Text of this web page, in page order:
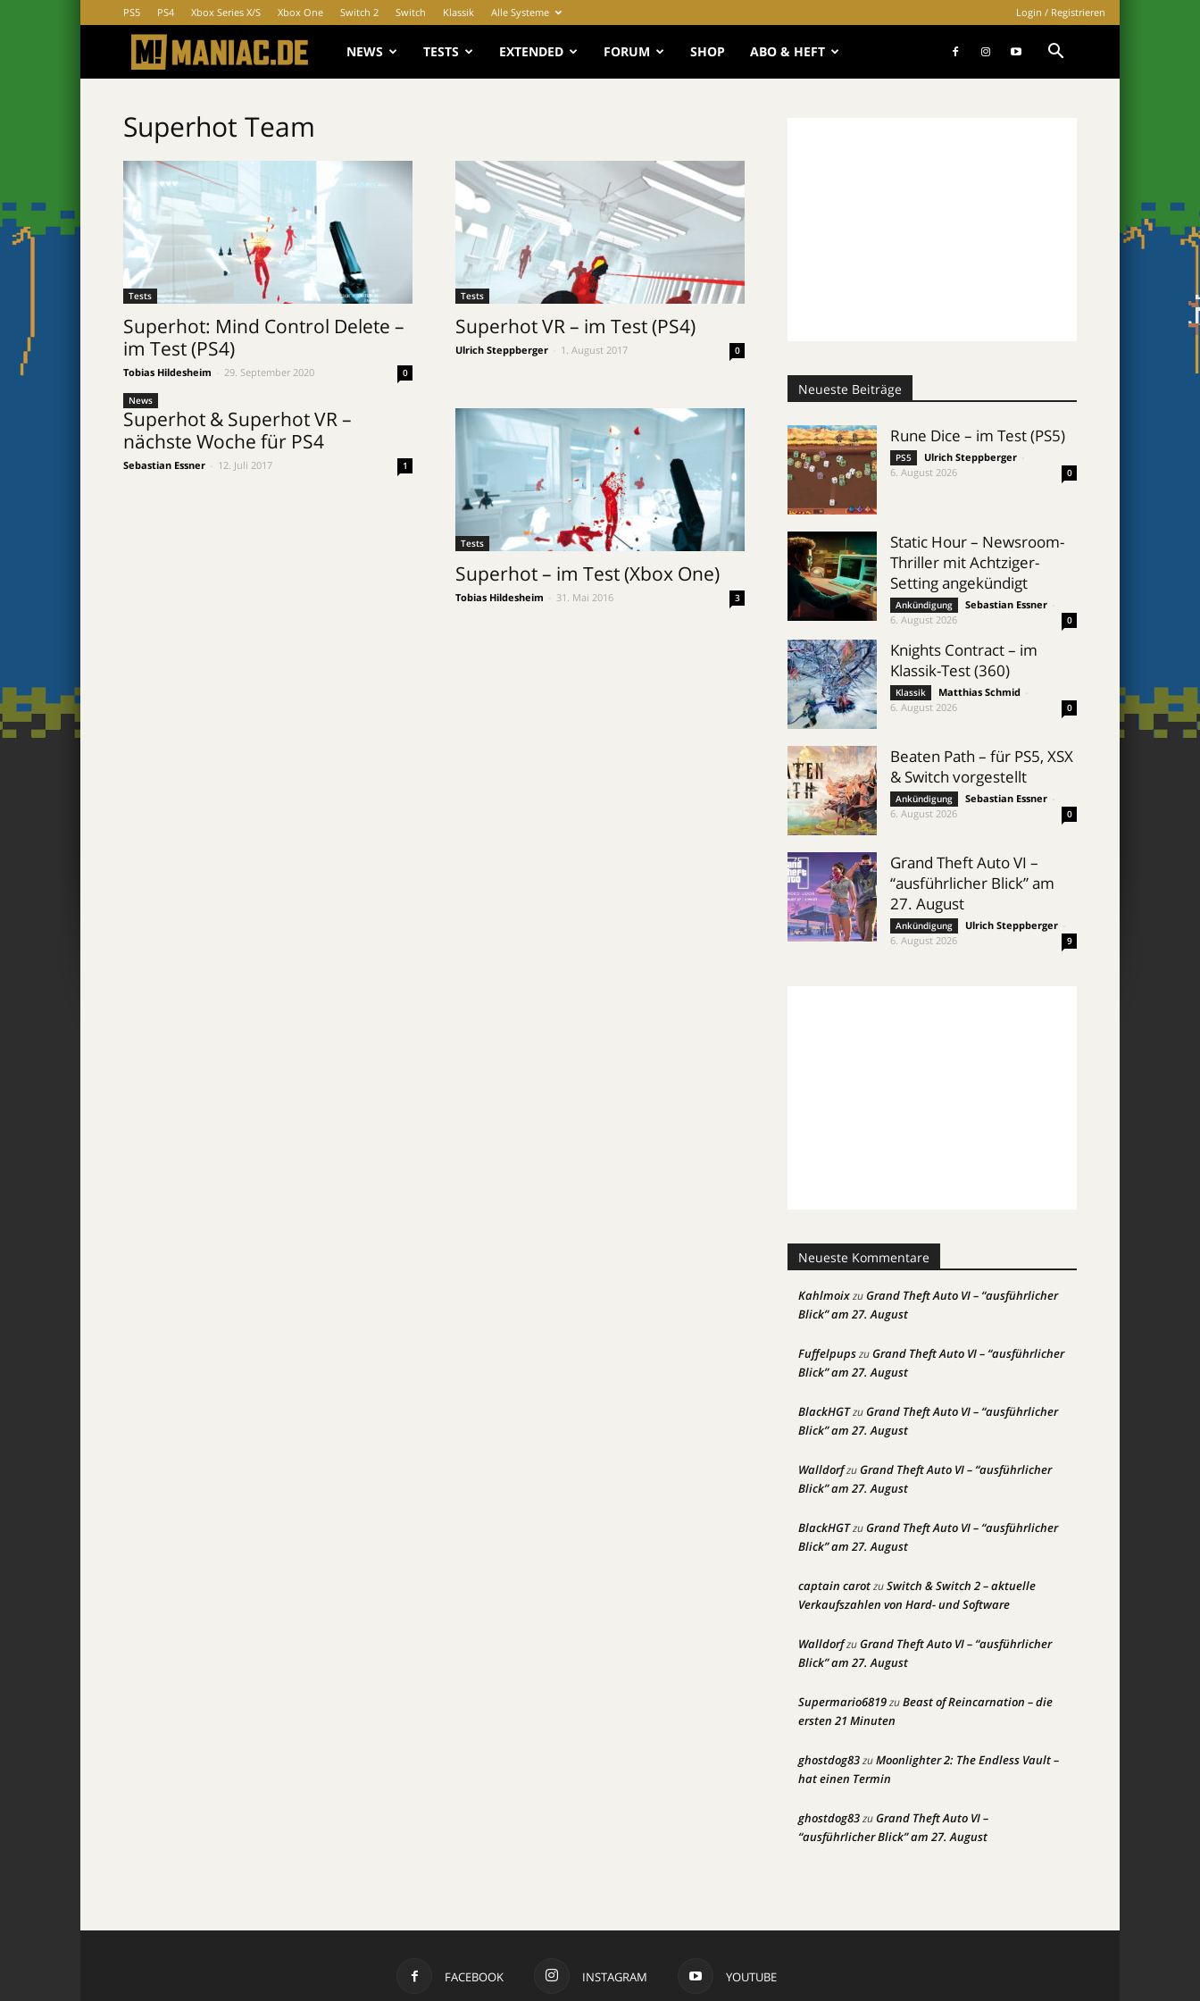
PS5 PS4 Xbox Series X/S Xbox One Switch 2 Switch Klassik Alle Systeme Login / Registrieren
MANIAC.de
NEWS TESTS EXTENDED FORUM SHOP ABO & HEFT
Superhot Team
Tests
Superhot: Mind Control Delete –
im Test (PS4)
Tobias Hildesheim 29. September 2020 0
Tests
Superhot VR – im Test (PS4)
Ulrich Steppberger 1. August 2017 0
News
Superhot & Superhot VR –
nächste Woche für PS4
Sebastian Essner 12. Juli 2017 1
Tests
Superhot – im Test (Xbox One)
Tobias Hildesheim 31. Mai 2016 3
Neueste Beiträge
Rune Dice – im Test (PS5)
PS5 Ulrich Steppberger
6. August 2026
0
Static Hour – Newsroom-
Thriller mit Achtziger-
Setting angekündigt
Ankündigung Sebastian Essner
6. August 2026
0
Knights Contract – im
Klassik-Test (360)
Klassik Matthias Schmid
6. August 2026
0
Beaten Path – für PS5, XSX
& Switch vorgestellt
Ankündigung Sebastian Essner
6. August 2026
0
Grand Theft Auto VI –
“ausführlicher Blick” am
27. August
Ankündigung Ulrich Steppberger
6. August 2026
9
Neueste Kommentare
KahlmoixzuGrand Theft Auto VI – “ausführlicher
Blick” am 27. August
FuffelpupszuGrand Theft Auto VI – “ausführlicher
Blick” am 27. August
BlackHGTzuGrand Theft Auto VI – “ausführlicher
Blick” am 27. August
WalldorfzuGrand Theft Auto VI – “ausführlicher
Blick” am 27. August
BlackHGTzuGrand Theft Auto VI – “ausführlicher
Blick” am 27. August
captain carotzuSwitch & Switch 2 – aktuelle
Verkaufszahlen von Hard- und Software
WalldorfzuGrand Theft Auto VI – “ausführlicher
Blick” am 27. August
Supermario6819zuBeast of Reincarnation – die
ersten 21 Minuten
ghostdog83zuMoonlighter 2: The Endless Vault –
hat einen Termin
ghostdog83zuGrand Theft Auto VI –
“ausführlicher Blick” am 27. August
FACEBOOK INSTAGRAM YOUTUBE